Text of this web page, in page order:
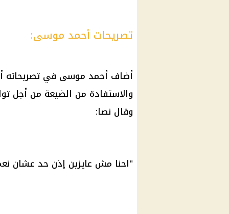
تصريحات أحمد موسى:
أضاف أحمد موسى في تصريحاته
والاستفادة من الضيعة من أجل
وقال نصا:
"احنا مش عايزين إذن حد عشان